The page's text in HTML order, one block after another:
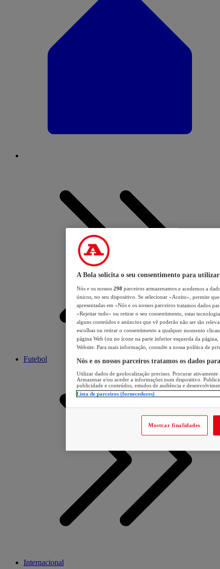
Futebol
Internacional
A Bola solicita o seu consentimento para utilizar
Nós e os nossos 298 parceiros armazenamos e acedemos a
únicos, no seu dispositivo. Se selecionar «Aceito», permite
apresentadas em «Nós e os nossos parceiros tratamos dados
«Rejeitar tudo» ou retirar o seu consentimento, estas
alguns conteúdos e anúncios que vê poderão não ser tão
escolhas ou retirar o consentimento a qualquer momento
página Web (ou no ícone na parte inferior esquerda da página,
Website. Para mais informação, consulte a nossa política de
Nós e os nossos parceiros tratamos os dados
Utilizar dados de geolocalização precisos. Procurar
Armazenar e/ou aceder a informações num dispositivo.
publicidade e conteúdos, estudos de audiência e
Lista de parceiros (fornecedores)
Mostrar finalidades